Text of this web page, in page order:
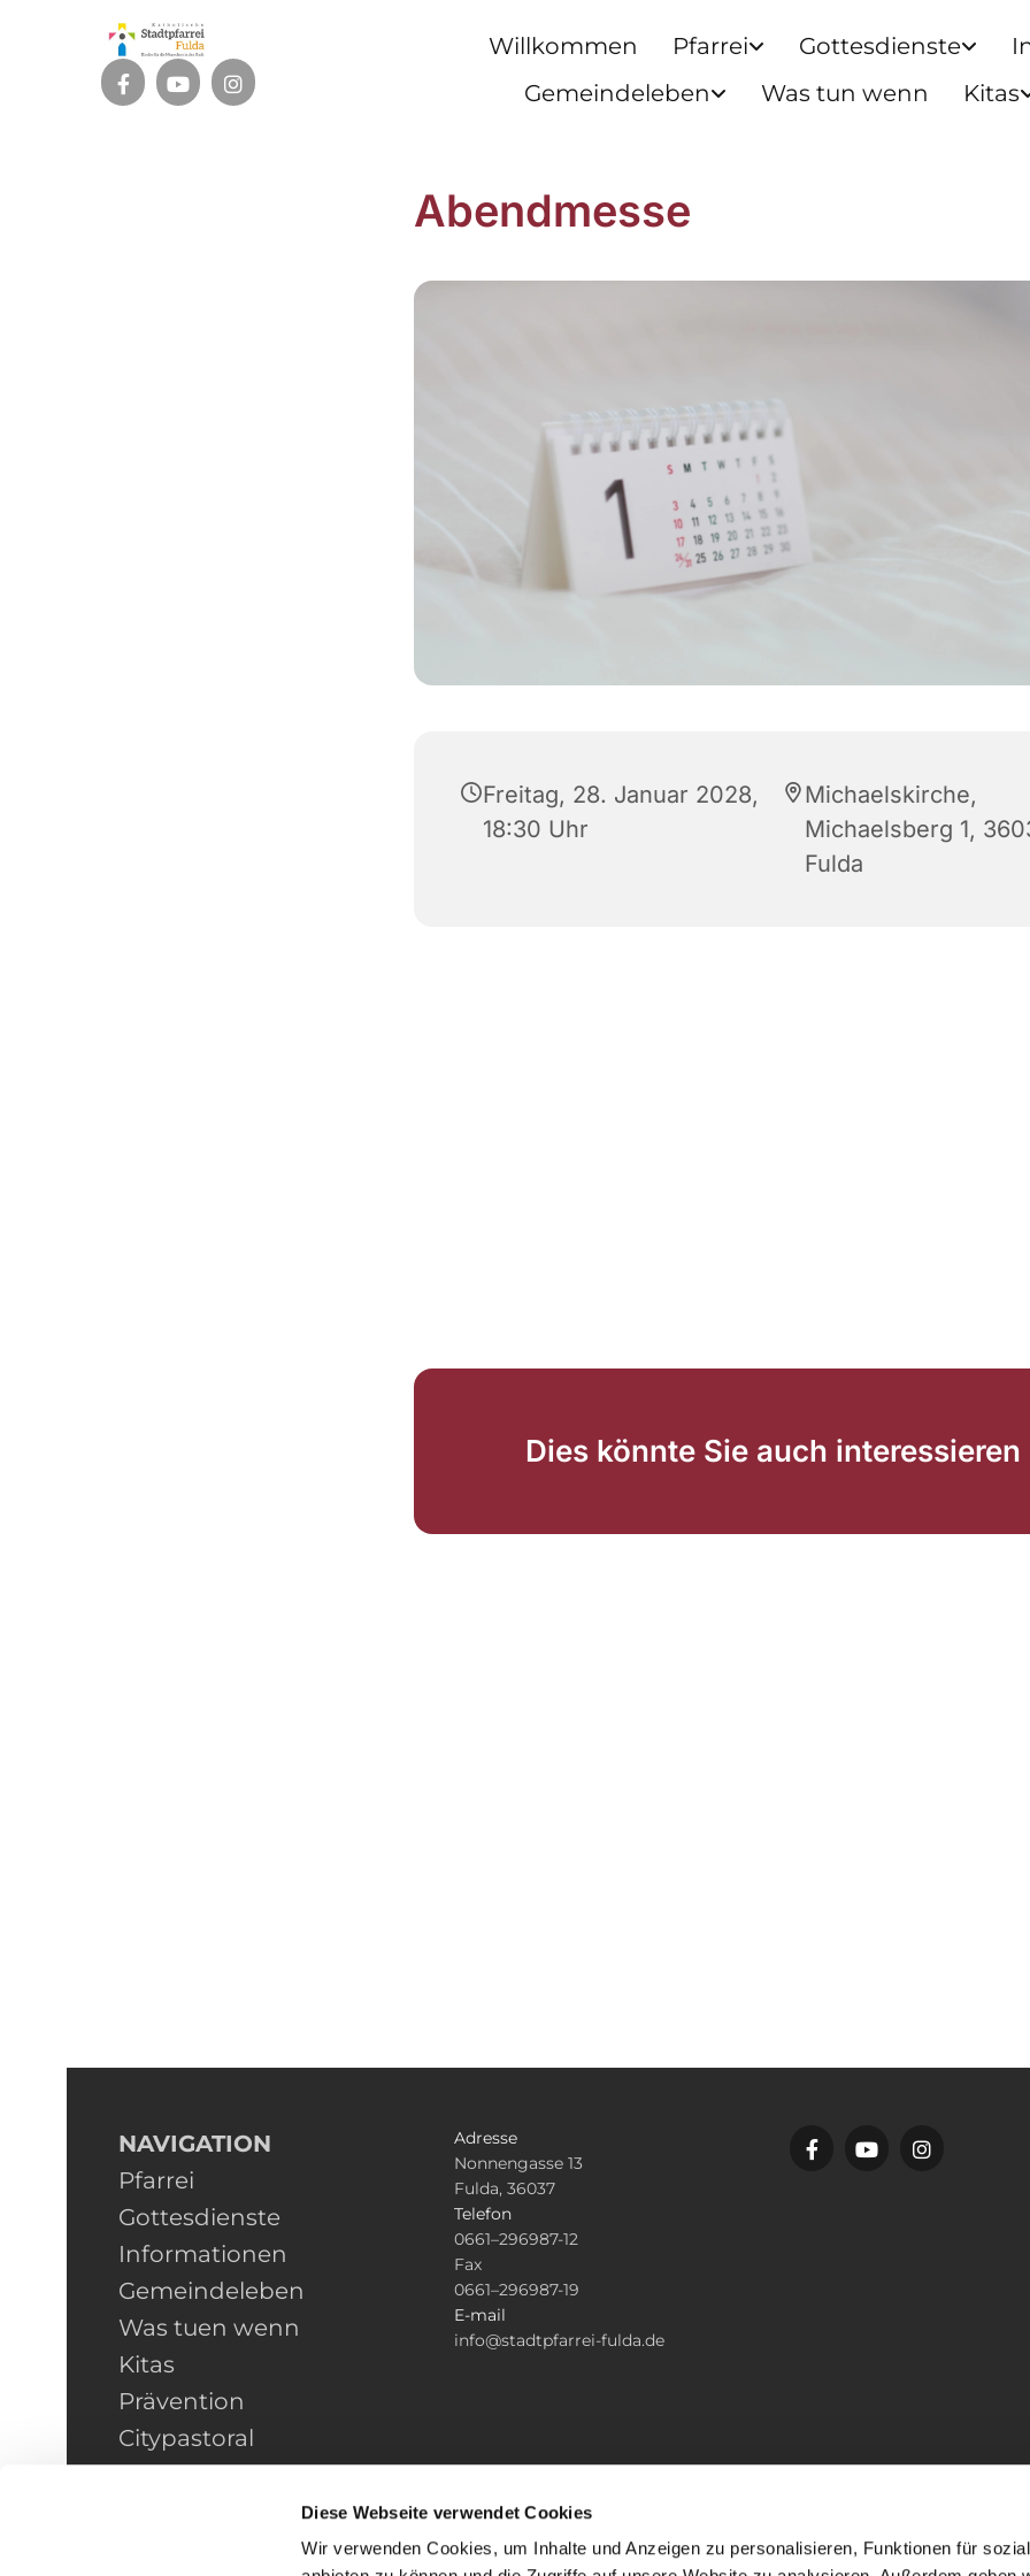
Diese Webseite verwendet Cookies
Wir verwenden Cookies, um Inhalte und Anzeigen zu personalisieren, Funktionen für
Willkommen Pfarrei Gottesdienste
Gemeindeleben
Was tun wenn Kitas
Abendmesse
Freitag, 28. Januar 2028,
18:30 Uhr
Michaelskirche,
Michaelsberg 1,
Fulda
Dies könnte Sie auch interessieren
NAVIGATION
Pfarrei
Gottesdienste
Informationen
Gemeindeleben
Was tuen wenn
Kitas
Prävention
Citypastoral
Kontakt
HINWEISGEBERSCHUTZ
Adresse
Nonnengasse 13
Fulda, 36037
Telefon
0661–296987-12
Fax
0661–296987-19
E-mail
info@stadtpfarrei-fulda.de